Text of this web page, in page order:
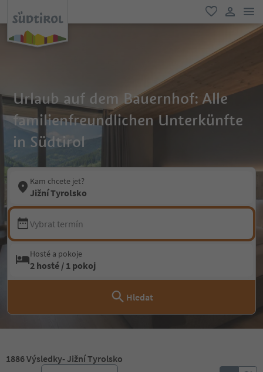
oblíbené
Urlaub auf dem Bauernhof: Alle
familienfreundlichen Unterkünfte
in Südtirol
Kam chcete jet?
Jižní Tyrolsko
Vybrat termín
Hosté a pokoje
2 hosté / 1 pokoj
Hledat
1886Výsledky- Jižní Tyrolsko